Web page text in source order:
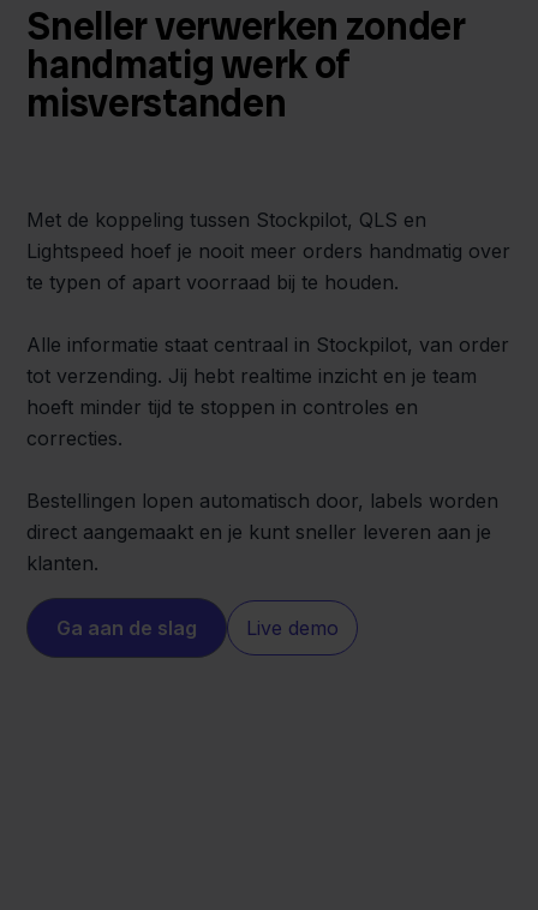
Sneller verwerken zonder
handmatig werk of
misverstanden
Met de koppeling tussen Stockpilot, QLS en
Lightspeed hoef je nooit meer orders handmatig over
te typen of apart voorraad bij te houden.
Alle informatie staat centraal in Stockpilot, van order
tot verzending. Jij hebt realtime inzicht en je team
hoeft minder tijd te stoppen in controles en
correcties.
Bestellingen lopen automatisch door, labels worden
direct aangemaakt en je kunt sneller leveren aan je
klanten.
Ga aan de slag Live demo